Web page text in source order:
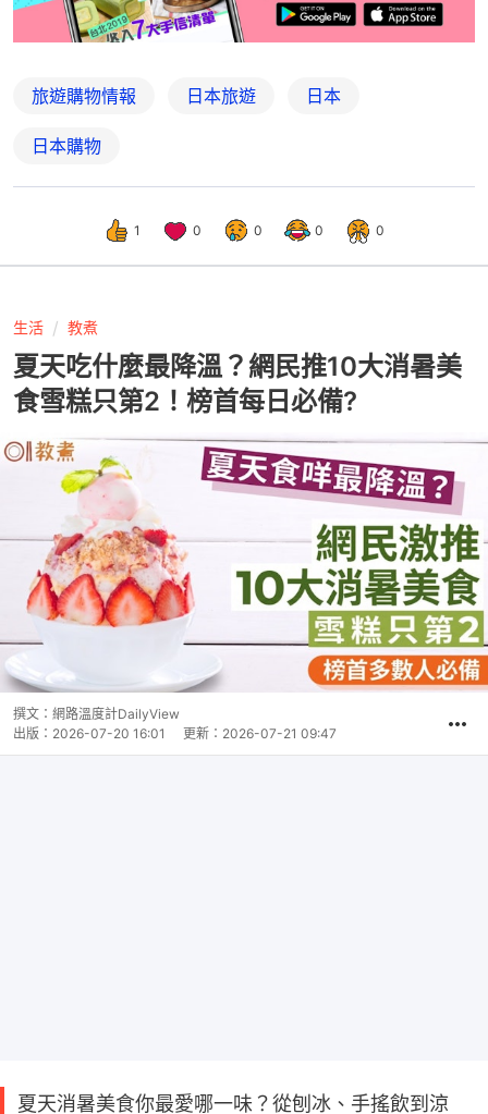
旅遊購物情報 日本旅遊 日本
日本購物
1 0 0 0 0
生活 教煮
夏天吃什麼最降溫？網民推10大消暑美
食雪糕只第2！榜首每日必備?
撰文： 網路溫度計DailyView
出版： 2026-07-20 16:01 更新： 2026-07-21 09:47
夏天消暑美食你最愛哪一味？從刨冰、手搖飲到涼